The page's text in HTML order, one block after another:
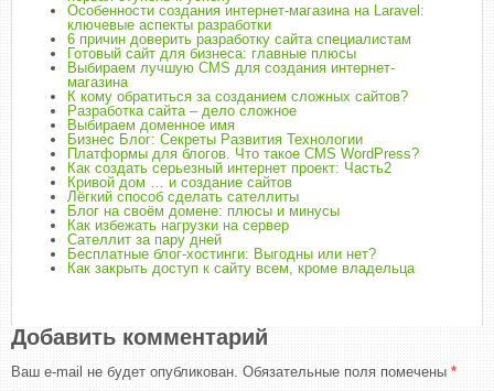
Особенности создания интернет-магазина на Laravel:
ключевые аспекты разработки
6 причин доверить разработку сайта специалистам
Готовый сайт для бизнеса: главные плюсы
Выбираем лучшую СMS для создания интернет-
магазина
К кому обратиться за созданием сложных сайтов?
Разработка сайта – дело сложное
Выбираем доменное имя
Бизнес Блог: Секреты Развития Технологии
Платформы для блогов. Что такое CMS WordPress?
Как создать серьезный интернет проект: Часть2
Кривой дом … и создание сайтов
Лёгкий способ сделать сателлиты
Блог на своём домене: плюсы и минусы
Как избежать нагрузки на сервер
Сателлит за пару дней
Бесплатные блог-хостинги: Выгодны или нет?
Как закрыть доступ к сайту всем, кроме владельца
Добавить комментарий
Ваш e-mail не будет опубликован. Обязательные поля помечены *